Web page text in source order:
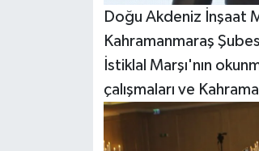
Doğu Akdeniz İnşaat
Kahramanmaraş
İstiklal Marşı'nın
çalışmaları ve